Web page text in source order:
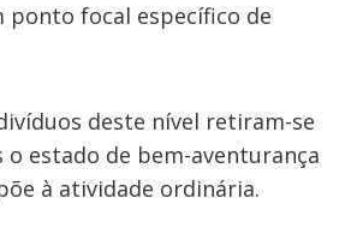
ponto focal específico de
deste nível retiram-se
estado de bem-aventurança
à atividade ordinária.